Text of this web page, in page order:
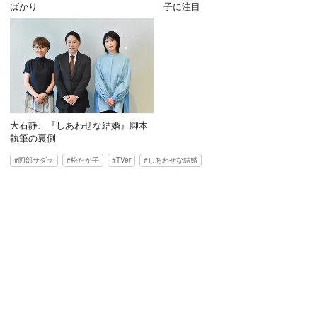
ばかり
子に注目
大石静、『しあわせな結婚』脚本
執筆の裏側
阿部サダヲ 松たか子 TVer しあわせな結婚